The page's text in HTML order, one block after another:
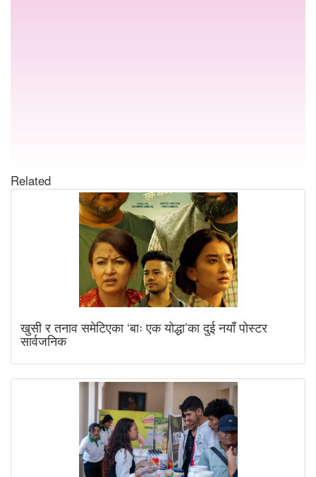
Related
खुसी र तनाव समेटिएका ‘बाः एक योद्धा’का दुई नयाँ पोस्टर
सार्वजनिक